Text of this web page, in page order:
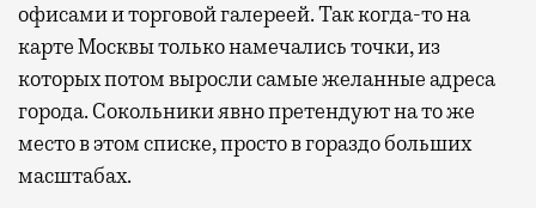
офисами и торговой галереей. Так когда-то на
карте Москвы только намечались точки, из
которых потом выросли самые желанные адреса
города. Сокольники явно претендуют на то же
место в этом списке, просто в гораздо больших
масштабах.